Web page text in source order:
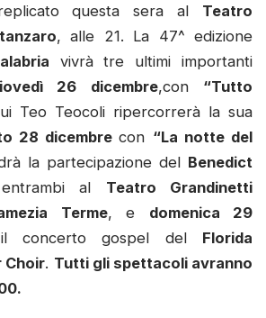
questa sera al Teatro
, alle 21. La 47^ edizione
vivrà tre ultimi importanti
26 dicembre,con “Tutto
Teo Teocoli ripercorrerà la sua
28 dicembrecon “La notte del
la partecipazione del Benedict
al Teatro Grandinetti
Terme, e domenica 29
concerto gospel del Florida
Choir. Tutti gli spettacoli avranno